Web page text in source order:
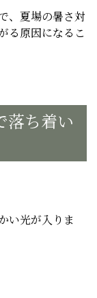
、夏場の暑さ対
る原因になるこ
落ち着い
い光が入りま